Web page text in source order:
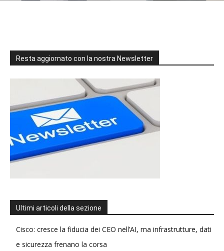
Resta aggiornato con la nostra Newsletter
Ultimi articoli della sezione
Cisco: cresce la fiducia dei CEO nell’AI, ma infrastrutture, dati
e sicurezza frenano la corsa